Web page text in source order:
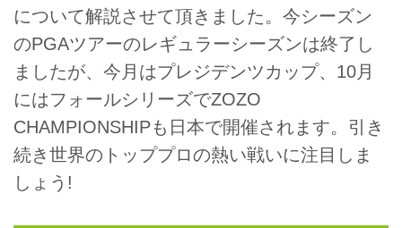
について解説させて頂きました。今シーズン
のPGAツアーのレギュラーシーズンは終了し
ましたが、今月はプレジデンツカップ、10月
にはフォールシリーズでZOZO
CHAMPIONSHIPも日本で開催されます。引き
続き世界のトッププロの熱い戦いに注目しま
しょう!